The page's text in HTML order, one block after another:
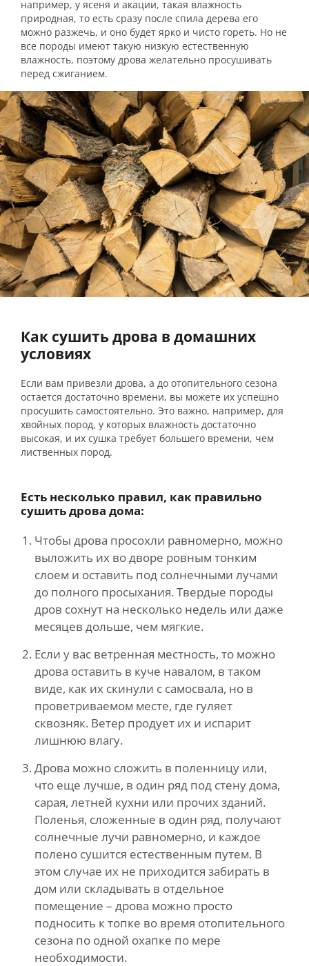
например, у ясеня и акации, такая влажность
природная, то есть сразу после спила дерева его
можно разжечь, и оно будет ярко и чисто гореть. Но не
все породы имеют такую низкую естественную
влажность, поэтому дрова желательно просушивать
перед сжиганием.
Как сушить дрова в домашних
условиях
Если вам привезли дрова, а до отопительного сезона
остается достаточно времени, вы можете их успешно
просушить самостоятельно. Это важно, например, для
хвойных пород, у которых влажность достаточно
высокая, и их сушка требует большего времени, чем
лиственных пород.
Есть несколько правил, как правильно
сушить дрова дома:
Чтобы дрова просохли равномерно, можно
выложить их во дворе ровным тонким
слоем и оставить под солнечными лучами
до полного просыхания. Твердые породы
дров сохнут на несколько недель или даже
месяцев дольше, чем мягкие.
Если у вас ветренная местность, то можно
дрова оставить в куче навалом, в таком
виде, как их скинули с самосвала, но в
проветриваемом месте, где гуляет
сквозняк. Ветер продует их и испарит
лишнюю влагу.
Дрова можно сложить в поленницу или,
что еще лучше, в один ряд под стену дома,
сарая, летней кухни или прочих зданий.
Поленья, сложенные в один ряд, получают
солнечные лучи равномерно, и каждое
полено сушится естественным путем. В
этом случае их не приходится забирать в
дом или складывать в отдельное
помещение – дрова можно просто
подносить к топке во время отопительного
сезона по одной охапке по мере
необходимости.